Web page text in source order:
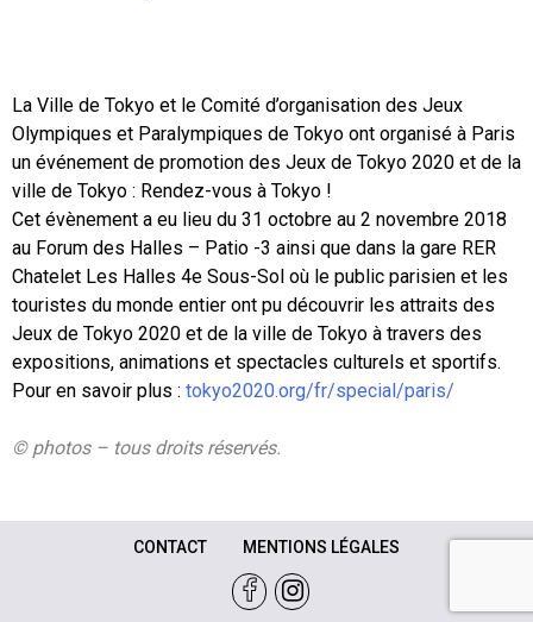
La Ville de Tokyo et le Comité d’organisation des Jeux
Olympiques et Paralympiques de Tokyo ont organisé à Paris
un événement de promotion des Jeux de Tokyo 2020 et de la
ville de Tokyo : Rendez-vous à Tokyo !
Cet évènement a eu lieu du 31 octobre au 2 novembre 2018
au Forum des Halles – Patio -3 ainsi que dans la gare RER
Chatelet Les Halles 4e Sous-Sol où le public parisien et les
touristes du monde entier ont pu découvrir les attraits des
Jeux de Tokyo 2020 et de la ville de Tokyo à travers des
expositions, animations et spectacles culturels et sportifs.
Pour en savoir plus : tokyo2020.org/fr/special/paris/
© photos – tous droits réservés.
CONTACT MENTIONS LÉGALES